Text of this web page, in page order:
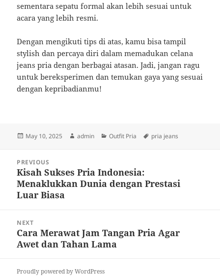
sementara sepatu formal akan lebih sesuai untuk
acara yang lebih resmi.
Dengan mengikuti tips di atas, kamu bisa tampil
stylish dan percaya diri dalam memadukan celana
jeans pria dengan berbagai atasan. Jadi, jangan ragu
untuk bereksperimen dan temukan gaya yang sesuai
dengan kepribadianmu!
Posted
May 10, 2025 Author
admin Categories
Outfit Pria Tags
pria jeans
navigation
PREVIOUS
Previous
post:
Kisah Sukses Pria Indonesia:
Menaklukkan Dunia dengan Prestasi
Luar Biasa
NEXT
Next
post:
Cara Merawat Jam Tangan Pria Agar
Awet dan Tahan Lama
Proudly powered by WordPress